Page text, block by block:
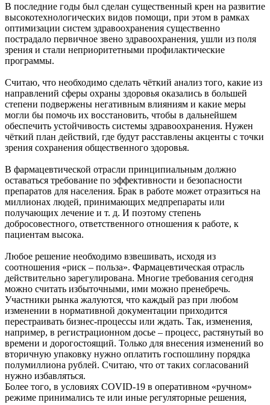
В последние годы был сделан существенный крен на развитие
высокотехнологических видов помощи, при этом в рамках
оптимизации систем здравоохранения существенно
пострадало первичное звено здравоохранения, ушли из поля
зрения и стали неприоритетными профилактические
программы.
Считаю, что необходимо сделать чёткий анализ того, какие из
направлений сферы охраны здоровья оказались в большей
степени подвержены негативным влияниям и какие меры
могли бы помочь их восстановить, чтобы в дальнейшем
обеспечить устойчивость системы здравоохранения. Нужен
чёткий план действий, где будут расставлены акценты с точки
зрения сохранения общественного здоровья.
В фармацевтической отрасли принципиальным должно
оставаться требование по эффективности и безопасности
препаратов для населения. Брак в работе может отразиться на
миллионах людей, принимающих медпрепараты или
получающих лечение и т. д. И поэтому степень
добросовестного, ответственного отношения к работе, к
пациентам высока.
Любое решение необходимо взвешивать, исходя из
соотношения «риск – польза». Фармацевтическая отрасль
действительно зарегулирована. Многие требования сегодня
можно считать избыточными, ими можно пренебречь.
Участники рынка жалуются, что каждый раз при любом
изменении в нормативной документации приходится
перестраивать бизнес-процессы или ждать. Так, изменения,
например, в регистрационном досье – процесс, растянутый во
времени и дорогостоящий. Только для внесения изменений во
вторичную упаковку нужно оплатить госпошлину порядка
полумиллиона рублей. Считаю, что от таких согласований
нужно избавляться.
Более того, в условиях COVID-19 в оперативном «ручном»
режиме принимались те или иные регуляторные решения,